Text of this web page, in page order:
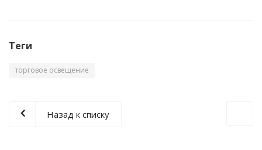
Теги
торговое освещение
Назад к списку